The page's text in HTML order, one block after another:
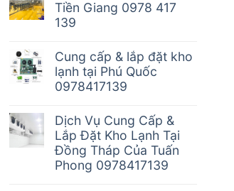
Tiền Giang 0978 417
139
Cung cấp & lắp đặt kho
lạnh tại Phú Quốc
0978417139
Dịch Vụ Cung Cấp &
Lắp Đặt Kho Lạnh Tại
Đồng Tháp Của Tuấn
Phong 0978417139